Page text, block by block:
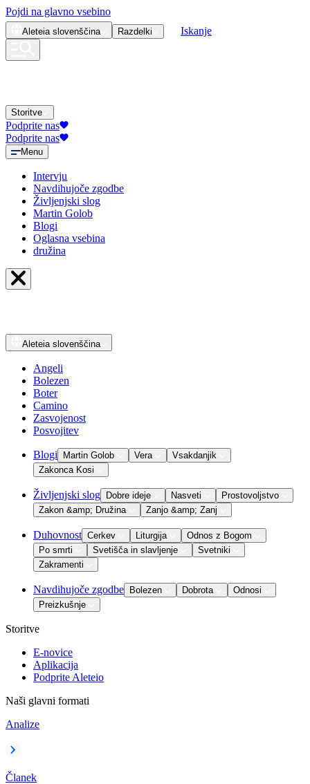
Pojdi na glavno vsebino
Aleteia slovenščina Razdelki Iskanje
Storitve
Podprite nas
Podprite nas
Menu
Intervju
Navdihujoče zgodbe
Življenjski slog
Martin Golob
Blogi
Oglasna vsebina
družina
Aleteia slovenščina
Angeli
Bolezen
Boter
Camino
Zasvojenost
Posvojitev
Blogi Martin Golob Vera
Vsakdanjik
Zakonca Kosi
Življenjski slog Dobre ideje Nasveti
Prostovoljstvo
Zakon &amp; Družina
Zanjo &amp; Zanj
Duhovnost Cerkev Liturgija
Odnos z Bogom
Po smrti
Svetišča in slavljenje
Svetniki
Zakramenti
Navdihujoče zgodbe Bolezen Dobrota
Odnosi
Preizkušnje
Storitve
E-novice
Aplikacija
Podprite Aleteio
Naši glavni formati
Analize
Članek